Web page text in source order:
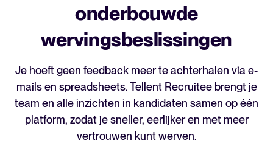
onderbouwde
wervingsbeslissingen
Je hoeft geen feedback meer te achterhalen via e-
mails en spreadsheets. Tellent Recruitee brengt je
team en alle inzichten in kandidaten samen op één
platform, zodat je sneller, eerlijker en met meer
vertrouwen kunt werven.